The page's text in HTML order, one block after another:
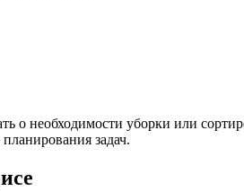
о необходимости уборки или
задач.